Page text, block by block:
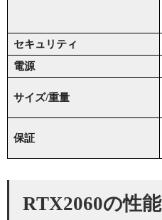
セキュリティ
電源
サイズ/重量
保証
RTX2060の性能